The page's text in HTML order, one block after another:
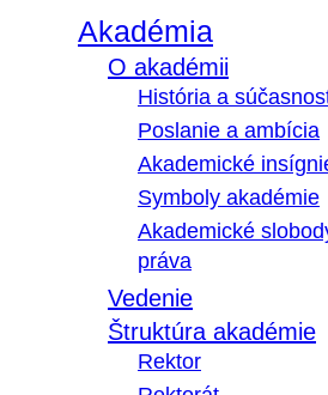
Akadémia
O akadémii
História a
Poslanie a ambícia
Akademické
Symboly akadémie
Akademické
práva
Vedenie
Štruktúra akadémie
Rektor